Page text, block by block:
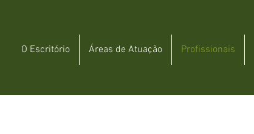
O Escritório Áreas de Atuação Profissionais